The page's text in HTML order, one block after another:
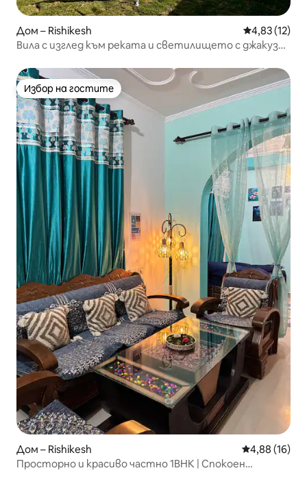
Дом – Rishikesh Средна
4,83 (12)
Вила с изглед към реката и светилището с джакузи
Избор на гостите
Избор на гостите
Дом – Rishikesh Средна
4,88 (16)
Просторно и красиво частно 1BHK | Спокоен